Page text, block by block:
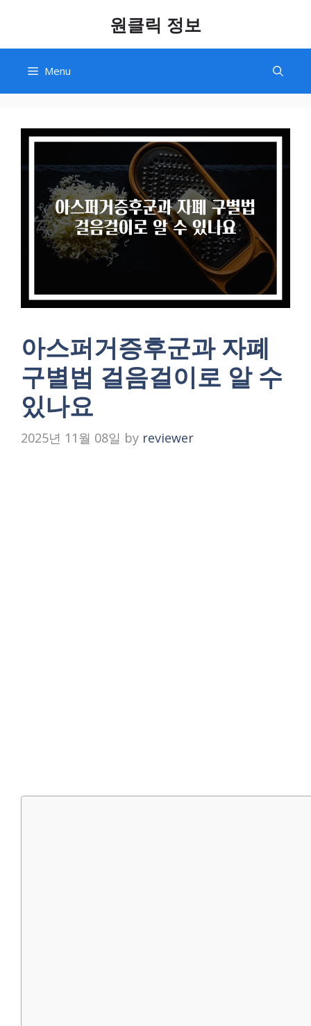
content
원클릭 정보
Menu
아스퍼거증후군과 자폐
구별법 걸음걸이로 알 수
있나요
2025년 11월 08일 by reviewer